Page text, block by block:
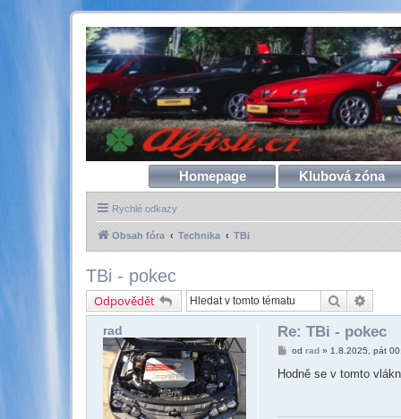
Homepage Klubová zóna
Rychlé odkazy
Obsah fóra Technika TBi
TBi - pokec
Odpovědět Hledat
rad Re: TBi - pokec
P
í
odrad » 1.8.2025, pát
Hodně se v tomto